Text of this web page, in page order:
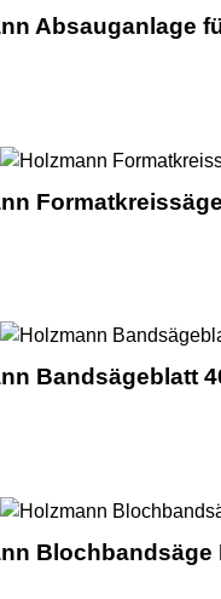
Absauganlage
Bandsägeblatt
Blochbandsäge